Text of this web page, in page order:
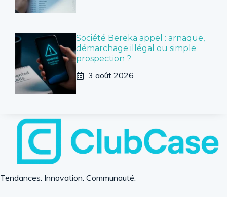
Société Bereka appel : arnaque,
démarchage illégal ou simple
prospection ?
3 août 2026
Tendances. Innovation. Communauté.